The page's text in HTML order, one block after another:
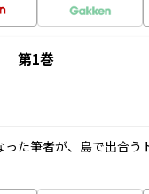
第1巻
た筆者が、島で出合う